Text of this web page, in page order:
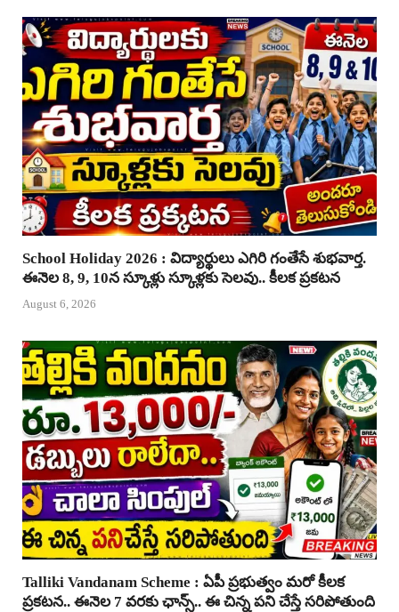
School Holiday 2026 : విద్యార్థులు ఎగిరి గంతేసే శుభవార్త.
ఈనెల 8, 9, 10న స్కూళ్లు స్కూళ్లకు సెలవు.. కీలక ప్రకటన
August 6, 2026
Talliki Vandanam Scheme : ఏపీ ప్రభుత్వం మరో కీలక
ప్రకటన.. ఈనెల 7 వరకు ఛాన్స్.. ఈ చిన్న పని చేస్తే సరిపోతుంది